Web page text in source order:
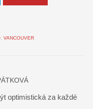
, VANCOUVER
optimistická za každé